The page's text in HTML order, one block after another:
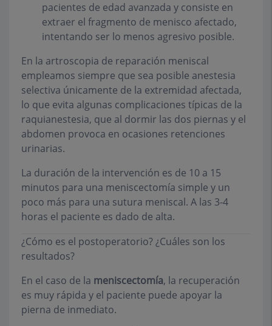
pacientes de edad avanzada y consiste en
extraer el fragmento de menisco afectado,
intentando ser lo menos agresivo posible.
En la artroscopia de reparación meniscal
empleamos siempre que sea posible anestesia
selectiva únicamente de la extremidad afectada,
lo que evita algunas complicaciones típicas de la
raquianestesia, que al dormir las dos piernas y el
abdomen provoca en ocasiones retenciones
urinarias.
La duración de la intervención es de 10 a 15
minutos para una meniscectomía simple y un
poco más para una sutura meniscal. A las 3-4
horas el paciente es dado de alta.
¿Cómo es el postoperatorio? ¿Cuáles son los
resultados?
En el caso de la meniscectomía, la recuperación
es muy rápida y el paciente puede apoyar la
pierna de inmediato.